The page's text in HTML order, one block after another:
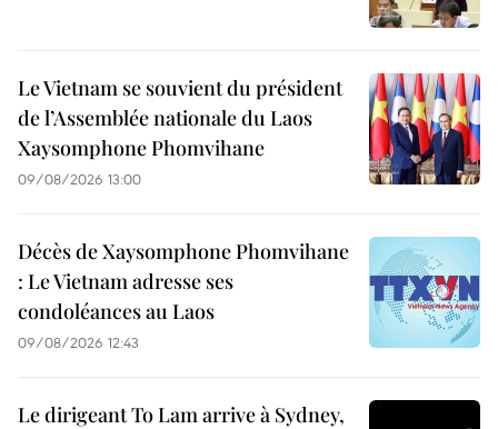
Le Vietnam se souvient du président
de l’Assemblée nationale du Laos
Xaysomphone Phomvihane
09/08/2026 13:00
Décès de Xaysomphone Phomvihane
: Le Vietnam adresse ses
condoléances au Laos
09/08/2026 12:43
Le dirigeant To Lam arrive à Sydney,